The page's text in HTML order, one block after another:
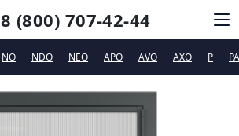
8 (800) 707-42-44
NO NDO NEO APO AVO AXO P PA